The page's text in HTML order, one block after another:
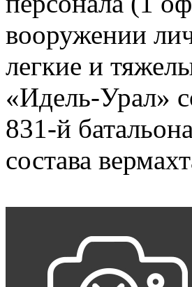
вооружении
легкие и
«Идель-Урал»
831-й
состава